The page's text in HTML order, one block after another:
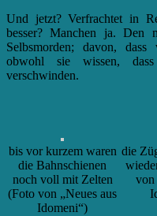
Und jetzt? Verfrachtet in
besser? Manchen ja. Den
Selbsmorden; davon,
obwohl sie wissen,
verschwinden.
bis vor kurzem waren
die Bahnschienen
noch voll mit Zelten
(Foto von „Neues aus
Idomeni“)
die
von